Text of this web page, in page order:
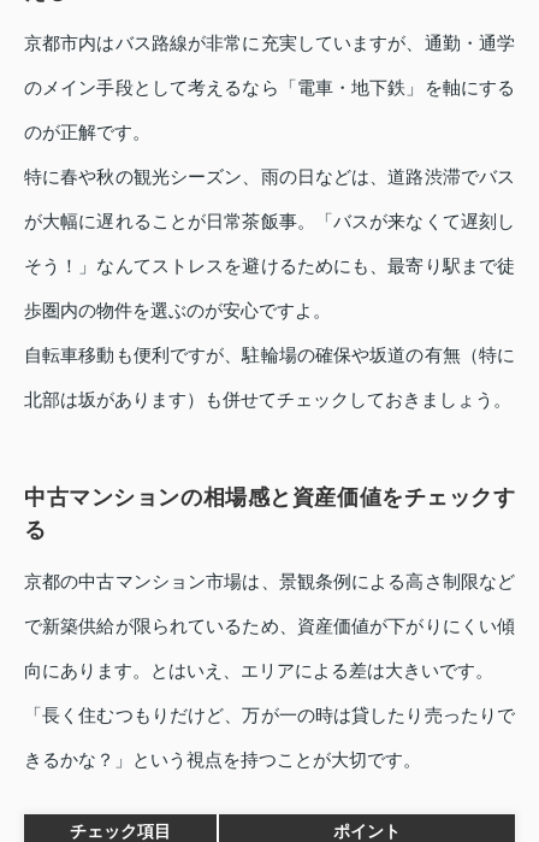
京都市内はバス路線が非常に充実していますが、通勤・通学
のメイン手段として考えるなら「電車・地下鉄」を軸にする
のが正解です。
特に春や秋の観光シーズン、雨の日などは、道路渋滞でバス
が大幅に遅れることが日常茶飯事。「バスが来なくて遅刻し
そう！」なんてストレスを避けるためにも、最寄り駅まで徒
歩圏内の物件を選ぶのが安心ですよ。
自転車移動も便利ですが、駐輪場の確保や坂道の有無（特に
北部は坂があります）も併せてチェックしておきましょう。
中古マンションの相場感と資産価値をチェックす
る
京都の中古マンション市場は、景観条例による高さ制限など
で新築供給が限られているため、資産価値が下がりにくい傾
向にあります。とはいえ、エリアによる差は大きいです。
「長く住むつもりだけど、万が一の時は貸したり売ったりで
きるかな？」という視点を持つことが大切です。
チェック項目 ポイント